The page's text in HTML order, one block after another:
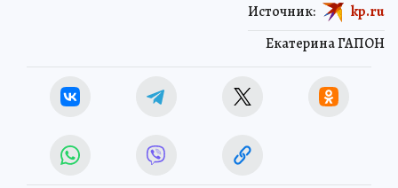
Екатерина ГАПОН
Источник: kp.ru